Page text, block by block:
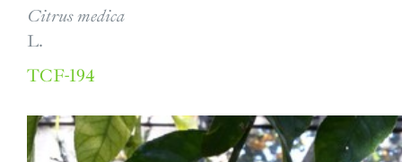
Citrus medica
L.
TCF-194